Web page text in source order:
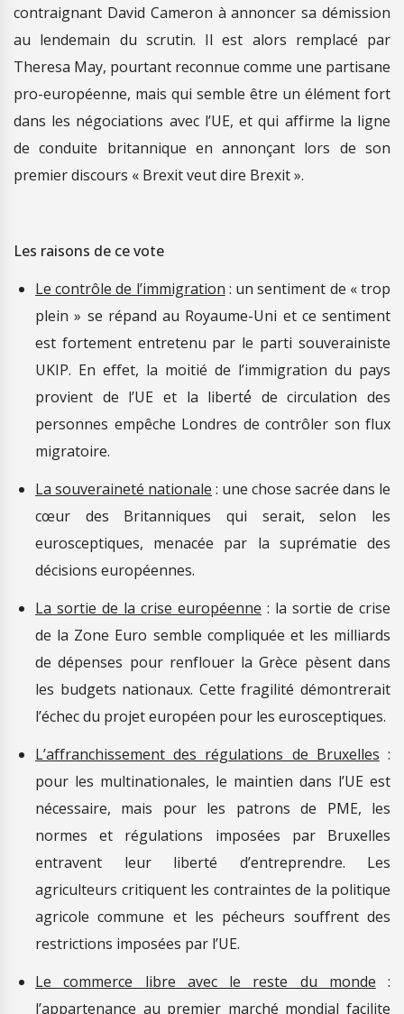
contraignant David Cameron à annoncer sa démission
au lendemain du scrutin. Il est alors remplacé par
Theresa May, pourtant reconnue comme une partisane
pro-européenne, mais qui semble être un élément fort
dans les négociations avec l’UE, et qui affirme la ligne
de conduite britannique en annonçant lors de son
premier discours « Brexit veut dire Brexit ».
Les raisons de ce vote
Le contrôle de l’immigration : un sentiment de « trop
plein » se répand au Royaume-Uni et ce sentiment
est fortement entretenu par le parti souverainiste
UKIP. En effet, la moitié de l’immigration du pays
provient de l’UE et la liberté́ de circulation des
personnes empêche Londres de contrôler son flux
migratoire.
La souveraineté nationale : une chose sacrée dans le
cœur des Britanniques qui serait, selon les
eurosceptiques, menacée par la suprématie des
décisions européennes.
La sortie de la crise européenne : la sortie de crise
de la Zone Euro semble compliquée et les milliards
de dépenses pour renflouer la Grèce pèsent dans
les budgets nationaux. Cette fragilité démontrerait
l’échec du projet européen pour les eurosceptiques.
L’affranchissement des régulations de Bruxelles :
pour les multinationales, le maintien dans l’UE est
nécessaire, mais pour les patrons de PME, les
normes et régulations imposées par Bruxelles
entravent leur liberté d’entreprendre. Les
agriculteurs critiquent les contraintes de la politique
agricole commune et les pécheurs souffrent des
restrictions imposées par l’UE.
Le commerce libre avec le reste du monde :
l’appartenance au premier marché mondial facilite